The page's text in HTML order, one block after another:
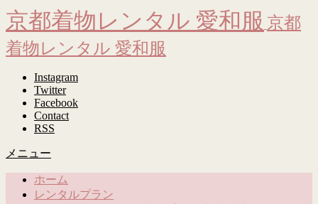
京都着物レンタル 愛和服 京都
着物レンタル 愛和服
Instagram
Twitter
Facebook
Contact
RSS
メニュー
ホーム
レンタルプラン